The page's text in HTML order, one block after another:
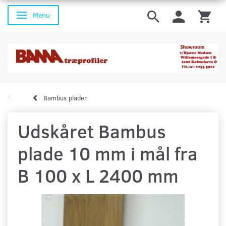
Skifte navigation
Menu
Bambus plader
Udskåret Bambus
plade 10 mm i mål fra
B 100 x L 2400 mm